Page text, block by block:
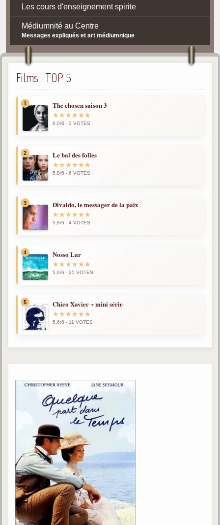
Les cours d'enseignement spirite
Médiumnité au Centre
Messages expliqués et art médiumnique
Contact / Accès
Plan d'accès
Spiritisme
La doctrine Spirite
Qu'est-ce que c'est ?
Historique
Philosophie
La doctrine d'Allan Kardec
But des manifestations spirites
Esprits
Les hommes
Les fondateurs
1804-1869
Léon Denis
1846-1927
1910-2002
Divaldo Franco
1927-2025
Bibliothèque
Ouvrages
Bibliothèque spirite
Documents
Bulletins "Le Spiritisme"
Films : TOP 5
1 The chosen saison 3
6,0/6 - 3 VOTES
2 Le bal des folles
5,8/6 - 6 VOTES
3 Divaldo, le messager de la paix
5,8/6 - 4 VOTES
4 Nosso Lar
5,6/6 - 25 VOTES
5 Chico Xavier + mini série
5,6/6 - 11 VOTES